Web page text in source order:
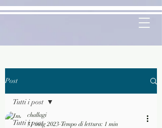
Post
Tutti i post
Tutti i post
challagi
31 mag 2023 Tempo di lettura: 1 min